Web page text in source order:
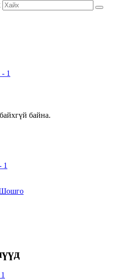
- 1
байна.
1
Шошго
1